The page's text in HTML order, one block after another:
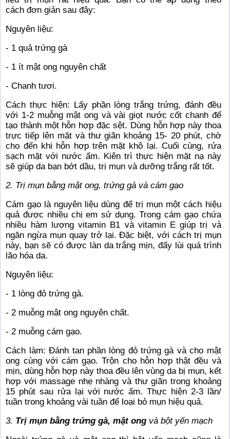
cách đơn giản sau đây:
Nguyên liệu:
- 1 quả trứng gà
- 1 ít mật ong nguyên chất
- Chanh tươi.
Cách thực hiện: Lấy phần lòng trắng trứng, đánh đều
với 1-2 muỗng mật ong và vài giọt nước cốt chanh để
tạo thành một hỗn hợp đặc sệt. Dùng hỗn hợp này thoa
trực tiếp lên mặt và thư giãn khoảng 15- 20 phút, chờ
cho đến khi hỗn hợp trên mặt khô lại. Cuối cùng, rửa
sạch mặt với nước ấm. Kiên trì thực hiện mặt nạ này
sẽ giúp da bạn bớt dầu, trị mụn và dưỡng trắng rất tốt.
2. Trị mụn bằng mật ong, trứng gà và cám gạo
Cám gạo là nguyên liệu dùng để trị mụn một cách hiệu
quả được nhiều chị em sử dụng. Trong cám gạo chứa
nhiều hàm lượng vitamin B1 và vitamin E giúp trị và
ngăn ngừa mụn quay trở lại. Đặc biệt, với cách trị mụn
này, bạn sẽ có được làn da trắng mịn, đẩy lùi quá trình
lão hóa da.
Nguyên liệu:
- 1 lòng đỏ trứng gà.
- 2 muỗng mật ong nguyên chất.
- 2 muỗng cám gạo.
Cách làm: Đánh tan phần lòng đỏ trứng gà và cho mật
ong cùng với cám gạo. Trộn cho hỗn hợp thật đều và
mịn, dùng hỗn hợp này thoa đều lên vùng da bị mụn, kết
hợp với massage nhẹ nhàng và thư giãn trong khoảng
15 phút sau rửa lại với nước ấm. Thực hiện 2-3 lần/
tuần trong khoảng vài tuần để loại bỏ mụn hiệu quả.
3. Trị mụn bằng trứng gà, mật ong và bột yến mạch